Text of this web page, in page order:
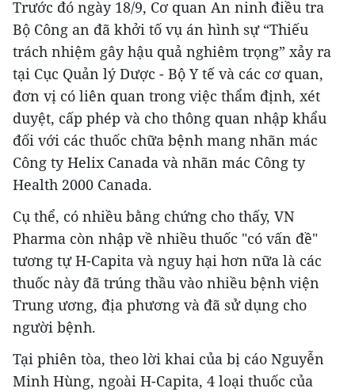
Trước đó ngày 18/9, Cơ quan An ninh điều tra
Bộ Công an đã khởi tố vụ án hình sự “Thiếu
trách nhiệm gây hậu quả nghiêm trọng” xảy ra
tại Cục Quản lý Dược - Bộ Y tế và các cơ quan,
đơn vị có liên quan trong việc thẩm định, xét
duyệt, cấp phép và cho thông quan nhập khẩu
đối với các thuốc chữa bệnh mang nhãn mác
Công ty Helix Canada và nhãn mác Công ty
Health 2000 Canada.
Cụ thể, có nhiều bằng chứng cho thấy, VN
Pharma còn nhập về nhiều thuốc "có vấn đề"
tương tự H-Capita và nguy hại hơn nữa là các
thuốc này đã trúng thầu vào nhiều bệnh viện
Trung ương, địa phương và đã sử dụng cho
người bệnh.
Tại phiên tòa, theo lời khai của bị cáo Nguyễn
Minh Hùng, ngoài H-Capita, 4 loại thuốc của